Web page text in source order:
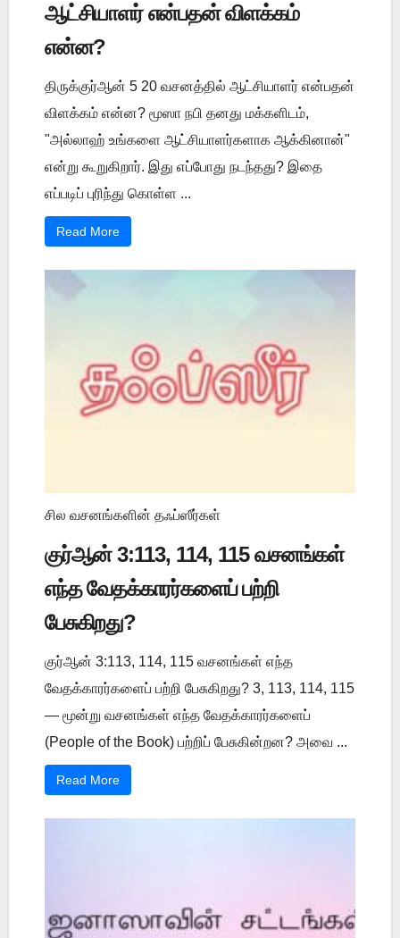
ஆட்சியாளர் என்பதன் விளக்கம்
என்ன?
திருக்குர்ஆன் 5 20 வசனத்தில் ஆட்சியாளர் என்பதன்
விளக்கம் என்ன? மூஸா நபி தனது மக்களிடம்,
"அல்லாஹ் உங்களை ஆட்சியாளர்களாக ஆக்கினான்"
என்று கூறுகிறார். இது எப்போது நடந்தது? இதை
எப்படிப் புரிந்து கொள்ள ...
Read More
சில வசனங்களின் தஃப்ஸீர்கள்
குர்ஆன் 3:113, 114, 115 வசனங்கள்
எந்த வேதக்காரர்களைப் பற்றி
பேசுகிறது?
குர்ஆன் 3:113, 114, 115 வசனங்கள் எந்த
வேதக்காரர்களைப் பற்றி பேசுகிறது? 3, 113, 114, 115
— மூன்று வசனங்கள் எந்த வேதக்காரர்களைப்
(People of the Book) பற்றிப் பேசுகின்றன? அவை ...
Read More